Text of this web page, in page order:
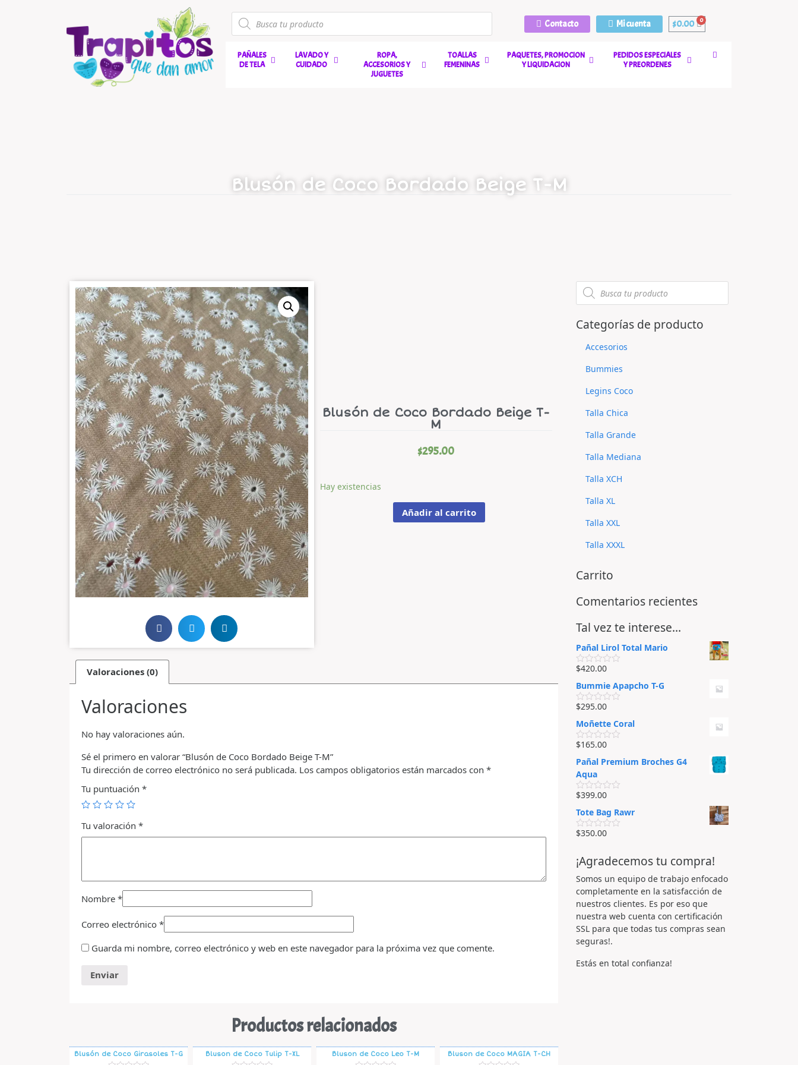
Contacto Mi cuenta $0.00
PAÑALES
DE TELA
LAVADO Y
CUIDADO
ROPA,
ACCESORIOS Y
JUGUETES
TOALLAS
FEMENINAS
PAQUETES, PROMOCION
Y LIQUIDACION
PEDIDOS ESPECIALES
Y PREORDENES
Blusón de Coco Bordado Beige T-M
Blusón de Coco Bordado Beige T-
M
$295.00
Hay existencias
Añadir al carrito
Valoraciones (0)
Valoraciones
No hay valoraciones aún.
Sé el primero en valorar “Blusón de Coco Bordado Beige T-M”
Tu dirección de correo electrónico no será publicada. Los campos obligatorios están marcados con *
Tu puntuación *
Tu valoración *
Nombre *
Correo electrónico *
Guarda mi nombre, correo electrónico y web en este navegador para la próxima vez que comente.
Productos relacionados
Blusón de Coco Girasoles T-G Bluson de Coco Tulip T-XL Bluson de Coco Leo T-M Bluson de Coco MAGIA T-CH
Categorías de producto
Accesorios
Bummies
Legins Coco
Talla Chica
Talla Grande
Talla Mediana
Talla XCH
Talla XL
Talla XXL
Talla XXXL
Carrito
Comentarios recientes
Tal vez te interese…
Pañal Lirol Total Mario
V
l
o
r
a
d
o
e
n
d
e
5
$420.00
Bummie Apapcho T-G
V
l
o
r
a
d
o
e
n
0
d
e
5
$295.00
Moñette Coral
V
l
o
r
a
d
e
n
0
d
$165.00
Pañal Premium Broches G4
Aqua
V
l
o
r
a
e
0
d
e
5
$399.00
Tote Bag Rawr
V
o
r
a
o
e
0
d
5
$350.00
¡Agradecemos tu compra!
Somos un equipo de trabajo enfocado
completamente en la satisfacción de
nuestros clientes. Es por eso que
nuestra web cuenta con certificación
SSL para que todas tus compras sean
seguras!.
Estás en total confianza!